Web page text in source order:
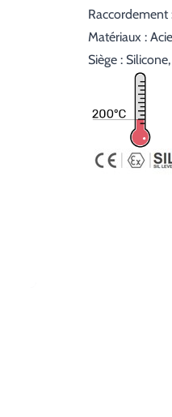
Raccordement
Matériaux :
Siège :